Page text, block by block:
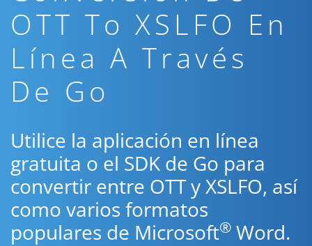
OTT To XSLFO En
Línea A Través
De Go
Utilice la aplicación en línea
gratuita o el SDK de Go para
convertir entre OTT y XSLFO, así
como varios formatos
populares de Microsoft® Word.